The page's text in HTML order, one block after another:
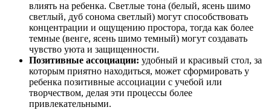
влиять на ребенка. Светлые тона (белый, ясень шимо
светлый, дуб сонома светлый) могут способствовать
концентрации и ощущению простора, тогда как более
темные (венге, ясень шимо темный) могут создавать
чувство уюта и защищенности.
Позитивные ассоциации: удобный и красивый стол, за
которым приятно находиться, может сформировать у
ребенка позитивные ассоциации с учебой или
творчеством, делая эти процессы более
привлекательными.